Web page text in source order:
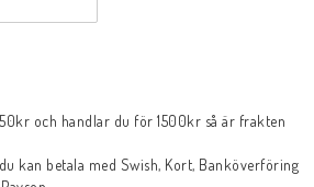
och handlar du för 1500kr så är frakten
kan betala med Swish, Kort, Banköverföring